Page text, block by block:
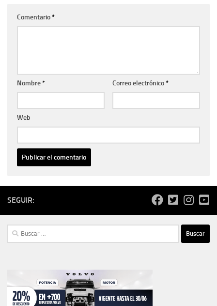
Comentario*
Nombre* Correo electrónico*
Web
SEGUIR:
Buscar: